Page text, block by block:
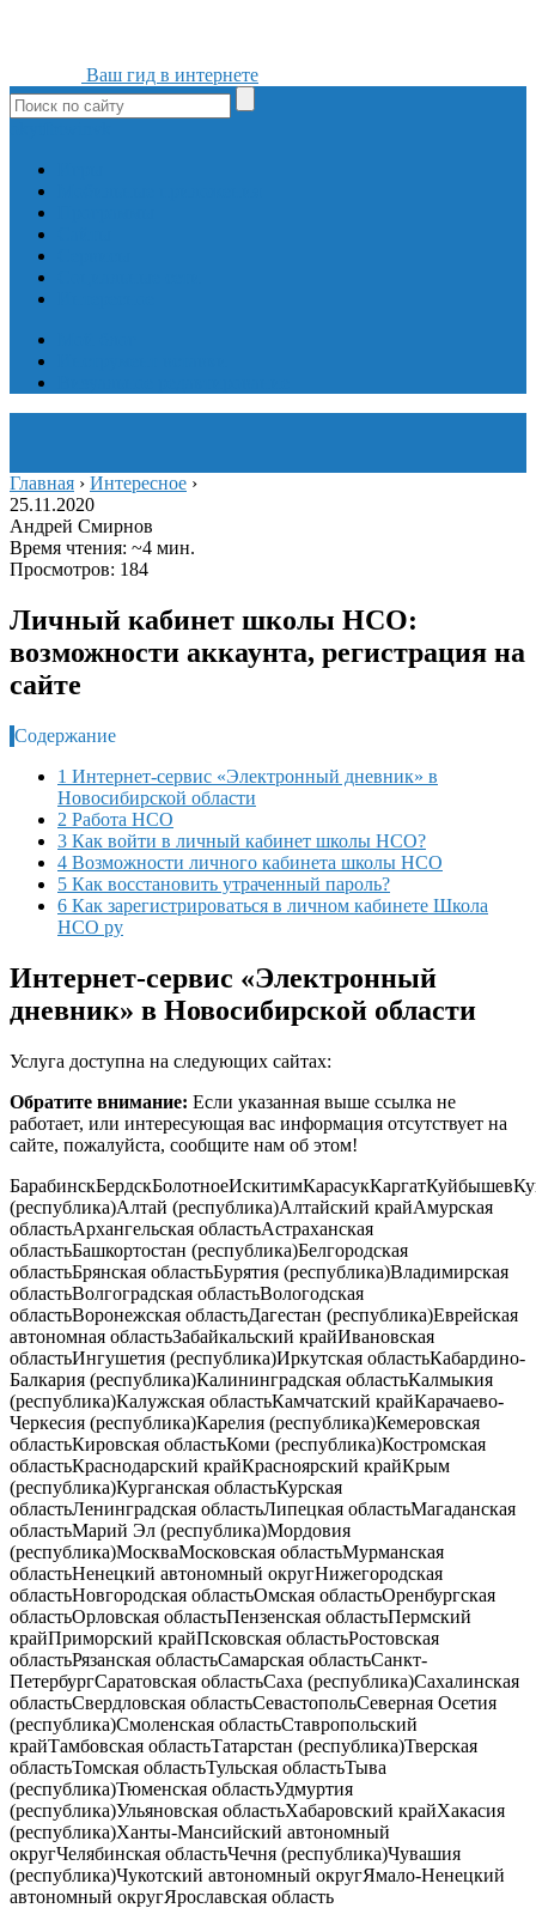
Ваш гид в интернете
Главная › Интересное ›
25.11.2020
Андрей Смирнов
Время чтения: ~4 мин.
Просмотров: 184
Личный кабинет школы НСО:
возможности аккаунта, регистрация на
сайте
Содержание
1 Интернет-сервис «Электронный дневник» в
Новосибирской области
2 Работа НСО
3 Как войти в личный кабинет школы НСО?
4 Возможности личного кабинета школы НСО
5 Как восстановить утраченный пароль?
6 Как зарегистрироваться в личном кабинете Школа
НСО ру
Интернет-сервис «Электронный
дневник» в Новосибирской области
Услуга доступна на следующих сайтах:
Обратите внимание: Если указанная выше ссылка не
работает, или интересующая вас информация отсутствует на
сайте, пожалуйста, сообщите нам об этом!
(республика)Алтай (республика)Алтайский крайАмурская
областьАрхангельская областьАстраханская
областьБашкортостан (республика)Белгородская
областьБрянская областьБурятия (республика)Владимирская
областьВолгоградская областьВологодская
областьВоронежская областьДагестан (республика)Еврейская
автономная областьЗабайкальский крайИвановская
областьИнгушетия (республика)Иркутская областьКабардино-
Балкария (республика)Калининградская областьКалмыкия
(республика)Калужская областьКамчатский крайКарачаево-
Черкесия (республика)Карелия (республика)Кемеровская
областьКировская областьКоми (республика)Костромская
областьКраснодарский крайКрасноярский крайКрым
(республика)Курганская областьКурская
областьЛенинградская областьЛипецкая областьМагаданская
областьМарий Эл (республика)Мордовия
(республика)МоскваМосковская областьМурманская
областьНенецкий автономный округНижегородская
областьНовгородская областьОмская областьОренбургская
областьОрловская областьПензенская областьПермский
крайПриморский крайПсковская областьРостовская
областьРязанская областьСамарская областьСанкт-
ПетербургСаратовская областьСаха (республика)Сахалинская
областьСвердловская областьСевастопольСеверная Осетия
(республика)Смоленская областьСтавропольский
крайТамбовская областьТатарстан (республика)Тверская
областьТомская областьТульская областьТыва
(республика)Тюменская областьУдмуртия
(республика)Ульяновская областьХабаровский крайХакасия
(республика)Ханты-Мансийский автономный
округЧелябинская областьЧечня (республика)Чувашия
(республика)Чукотский автономный округЯмало-Ненецкий
автономный округЯрославская область